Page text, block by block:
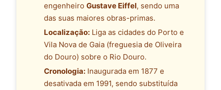
engenheiro Gustave Eiffel, sendo uma
das suas maiores obras-primas.
Localização: Liga as cidades do Porto e
Vila Nova de Gaia (freguesia de Oliveira
do Douro) sobre o Rio Douro.
Cronologia: Inaugurada em 1877 e
desativada em 1991, sendo substituída